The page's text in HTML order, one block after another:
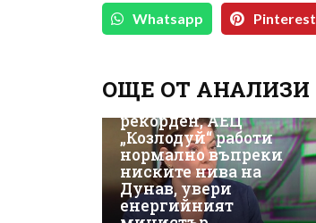
Whatsapp Pinterest
ОЩЕ ОТ АНАЛИЗИ
Износът на ток е
рекорден, АЕЦ
„Козлодуй“ работи
нормално въпреки
ниските нива на
Дунав, увери
енергийният